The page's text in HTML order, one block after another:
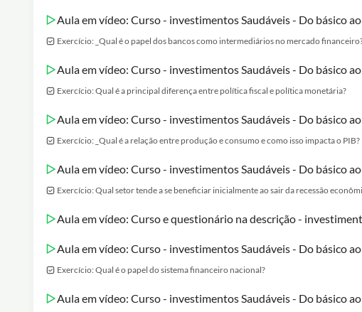
Aula em vídeo: Curso - investimentos Saudáveis - Do básico
Exercício: _Qual é o papel dos bancos como intermediários no mercado
Aula em vídeo: Curso - investimentos Saudáveis - Do básico
Exercício: Qual é a principal diferença entre política fiscal e política monetária?
Aula em vídeo: Curso - investimentos Saudáveis - Do básico
Exercício: _Qual é a relação entre produção e consumo e como isso impacta o PIB?
Aula em vídeo: Curso - investimentos Saudáveis - Do básico
Exercício: Qual setor tende a se beneficiar inicialmente ao sair da recessão
Aula em vídeo: Curso e questionário na descrição -
Aula em vídeo: Curso - investimentos Saudáveis - Do básico
Exercício: Qual é o papel do sistema financeiro nacional?
Aula em vídeo: Curso - investimentos Saudáveis - Do básico